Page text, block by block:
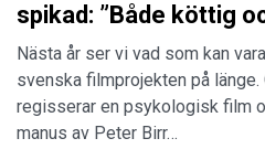
spikad: ”Både köttig
Nästa år ser vi vad som kan
svenska filmprojekten på länge.
regisserar en psykologisk film
manus av Peter Birr…